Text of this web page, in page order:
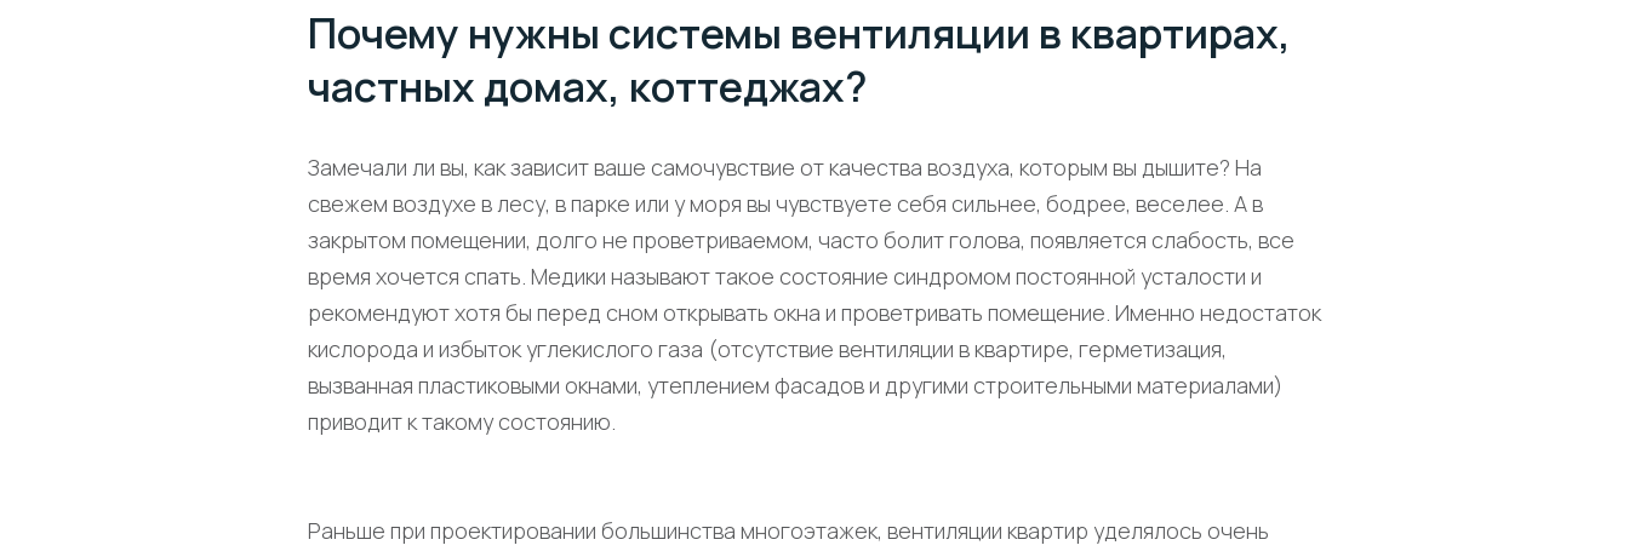
Почему нужны системы вентиляции в квартирах,
частных домах, коттеджах?
Замечали ли вы, как зависит ваше самочувствие от качества воздуха, которым вы дышите? На
свежем воздухе в лесу, в парке или у моря вы чувствуете себя сильнее, бодрее, веселее. А в
закрытом помещении, долго не проветриваемом, часто болит голова, появляется слабость, все
время хочется спать. Медики называют такое состояние синдромом постоянной усталости и
рекомендуют хотя бы перед сном открывать окна и проветривать помещение. Именно недостаток
кислорода и избыток углекислого газа (отсутствие вентиляции в квартире, герметизация,
вызванная пластиковыми окнами, утеплением фасадов и другими строительными материалами)
приводит к такому состоянию.
Раньше при проектировании большинства многоэтажек, вентиляции квартир уделялось очень